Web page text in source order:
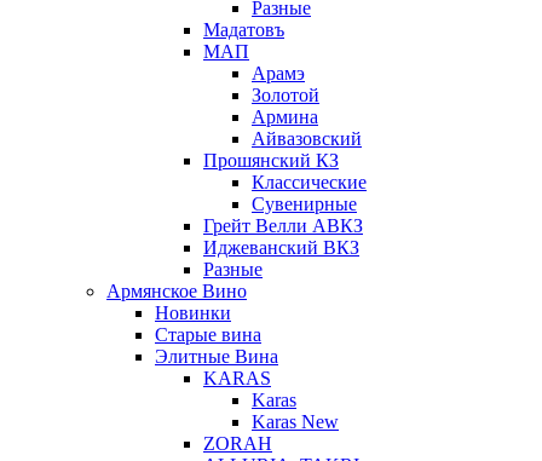
Разные
Мадатовъ
МАП
Арамэ
Золотой
Армина
Айвазовский
Прошянский КЗ
Классические
Сувенирные
Грейт Велли АВКЗ
Иджеванский ВКЗ
Разные
Армянское Вино
Новинки
Старые вина
Элитные Вина
KARAS
Karas
Karas New
ZORAH